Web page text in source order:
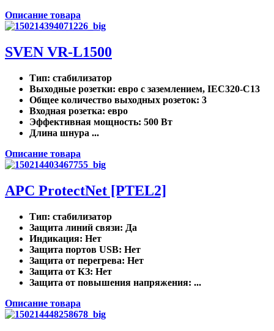
Описание товара
SVEN VR-L1500
Тип: стабилизатор
Выходные розетки: евро с заземлением, IEC320-C13
Общее количество выходных розеток: 3
Входная розетка: евро
Эффективная мощность: 500 Вт
Длина шнура ...
Описание товара
APC ProtectNet [PTEL2]
Тип: стабилизатор
Защита линий связи: Да
Индикация: Нет
Защита портов USB: Нет
Защита от перегрева: Нет
Защита от КЗ: Нет
Защита от повышения напряжения: ...
Описание товара